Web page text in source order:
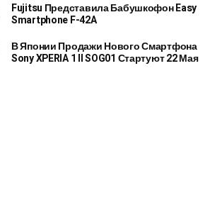
Fujitsu Представила Бабушкофон Easy
Smartphone F-42A
В Японии Продажи Нового Смартфона
Sony XPERIA 1 II SOG01 Стартуют 22 Мая